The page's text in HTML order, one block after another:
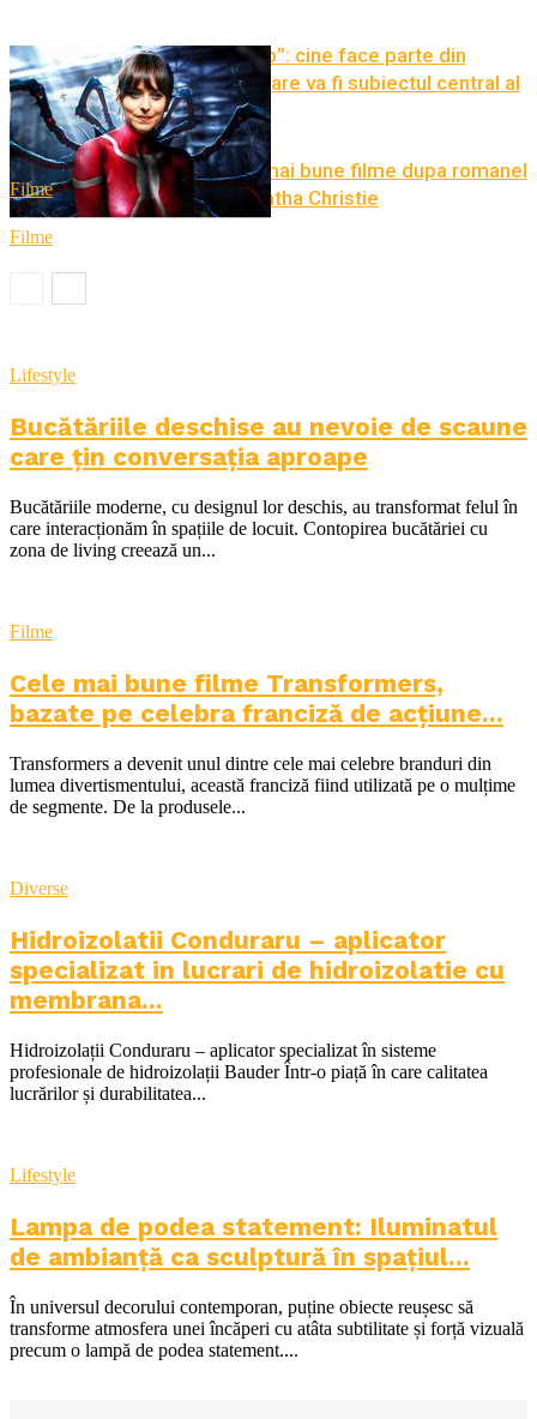
Filme
„Madame Web”: cine face parte din
distributie si care va fi subiectul central al
filmului?
Filme
5 dintre cele mai bune filme dupa
scriitoarei Agatha Christie
Lifestyle
Bucătăriile deschise au nevoie de scaune
care țin conversația aproape
Bucătăriile moderne, cu designul lor deschis, au transformat felul în
care interacționăm în spațiile de locuit. Contopirea bucătăriei cu
zona de living creează un...
Filme
Cele mai bune filme Transformers,
bazate pe celebra franciză de acțiune...
Transformers a devenit unul dintre cele mai celebre branduri din
lumea divertismentului, această franciză fiind utilizată pe o mulțime
de segmente. De la produsele...
Diverse
Hidroizolatii Conduraru – aplicator
specializat in lucrari de hidroizolatie cu
membrana...
Hidroizolații Conduraru – aplicator specializat în sisteme
profesionale de hidroizolații Bauder Într-o piață în care calitatea
lucrărilor și durabilitatea...
Lifestyle
Lampa de podea statement: Iluminatul
de ambianță ca sculptură în spațiul...
În universul decorului contemporan, puține obiecte reușesc să
transforme atmosfera unei încăperi cu atâta subtilitate și forță vizuală
precum o lampă de podea statement....